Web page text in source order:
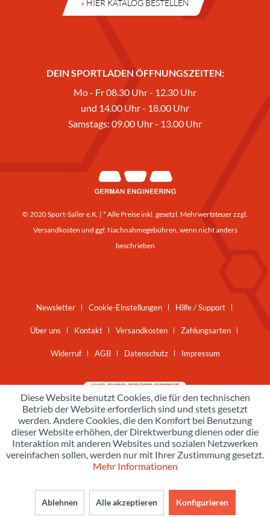
» HIER KATALOG BESTELLEN
DEIN SPORTLADEN ÖFFNUNGSZEITEN:
Mo - Fr 08.30 Uhr - 12.30 Uhr
und 14.00 Uhr - 18.00 Uhr
Samstags: 09.00 Uhr - 13.00 Uhr
© 2020 Sport-Saller e.K. | * Alle Preise inkl. gesetzl. Mehrwertsteuer zzgl.
Versandkosten und ggf. Nachnahmegebühren, wenn nicht anders
beschrieben
Newsletter Cookie-Einstellungen Hilfe / Support
Über uns Kontakt Versandkosten Zahlungsarten
Widerruf AGB Datenschutz Impressum
Diese Website benutzt Cookies, die für den technischen
Betrieb der Website erforderlich sind und stets gesetzt
werden. Andere Cookies, die den Komfort bei Benutzung
dieser Website erhöhen, der Direktwerbung dienen oder die
Interaktion mit anderen Websites und sozialen Netzwerken
vereinfachen sollen, werden nur mit Ihrer Zustimmung gesetzt.
Mehr Informationen
Ablehnen Alle akzeptieren Konfigurieren